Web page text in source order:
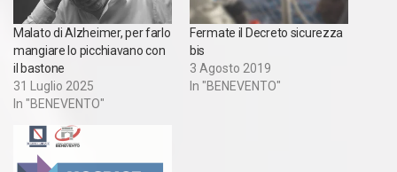
Malato di Alzheimer, per farlo
mangiare lo picchiavano con
il bastone
31 Luglio 2025
In "BENEVENTO"
Fermate il Decreto sicurezza
bis
3 Agosto 2019
In "BENEVENTO"